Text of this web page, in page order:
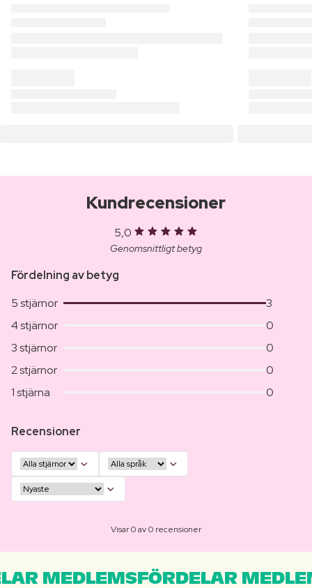
Kundrecensioner
5,0
Genomsnittligt betyg
Fördelning av betyg
5 stjärnor
3
4 stjärnor
0
3 stjärnor
0
2 stjärnor
0
1 stjärna
0
Recensioner
Visar 0 av 0 recensioner
MEDLEMSFÖRDELAR